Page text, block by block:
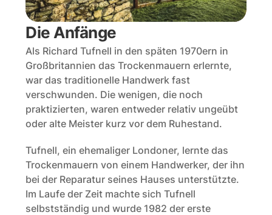
Die Anfänge
Als Richard Tufnell in den späten 1970ern in
Großbritannien das Trockenmauern erlernte,
war das traditionelle Handwerk fast
verschwunden. Die wenigen, die noch
praktizierten, waren entweder relativ ungeübt
oder alte Meister kurz vor dem Ruhestand.
Tufnell, ein ehemaliger Londoner, lernte das
Trockenmauern von einem Handwerker, der ihn
bei der Reparatur seines Hauses unterstützte.
Im Laufe der Zeit machte sich Tufnell
selbstständig und wurde 1982 der erste